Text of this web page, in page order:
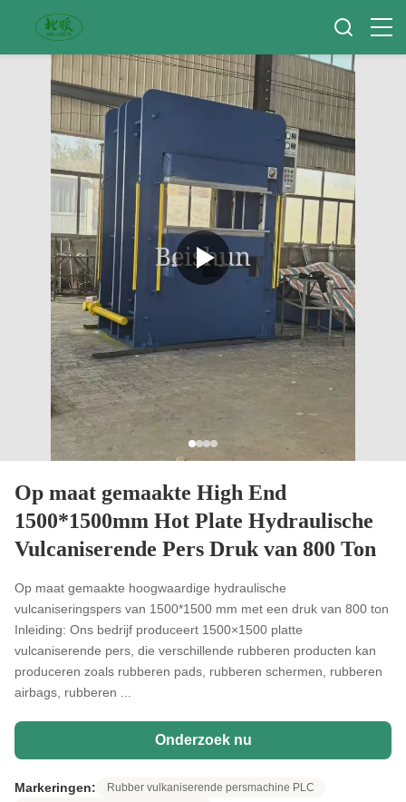
Op maat gemaakte High End
1500*1500mm Hot Plate Hydraulische
Vulcaniserende Pers Druk van 800 Ton
Op maat gemaakte hoogwaardige hydraulische
vulcaniseringspers van 1500*1500 mm met een druk van 800 ton
Inleiding: Ons bedrijf produceert 1500×1500 platte
vulcaniserende pers, die verschillende rubberen producten kan
produceren zoals rubberen pads, rubberen schermen, rubberen
airbags, rubberen ...
Onderzoek nu
Markeringen:
Rubber vulkaniserende persmachine PLC